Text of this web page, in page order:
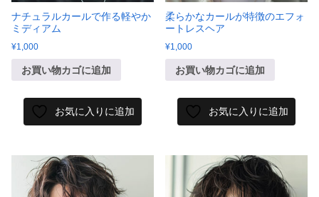
ナチュラルカールで作る軽やか
ミディアム
¥1,000
お買い物カゴに追加
お気に入りに追加
柔らかなカールが特徴のエフォ
ートレスヘア
¥1,000
お買い物カゴに追加
お気に入りに追加